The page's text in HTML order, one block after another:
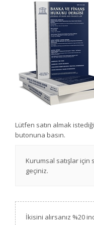
Lütfen satın almak
butonuna basın.
Kurumsal satışlar için
geçiniz.
İkisini alırsanız %20